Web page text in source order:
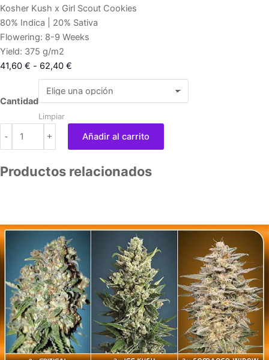
Kosher Kush x Girl Scout Cookies
80% Indica | 20% Sativa
Flowering: 8-9 Weeks
Yield: 375 g/m2
41,60 € - 62,40 €
de
precios:
41,60 €
hasta
62,40 €
Cantidad
Limpiar
-
Cookies
+ Añadir al carrito
Productos relacionados